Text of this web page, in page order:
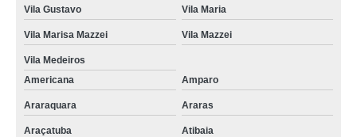
Vila Gustavo Vila Maria
Vila Marisa Mazzei Vila Mazzei
Vila Medeiros
Americana
Amparo
Araraquara Araras
Araçatuba Atibaia